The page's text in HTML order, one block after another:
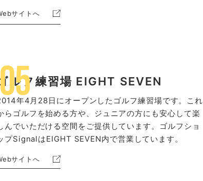
サイトへ
ルフ練習場 EIGHT SEVEN
年4月28日にオープンしたゴルフ練習場です。これ
らゴルフを始める方や、ジュニアの方にも安心して楽
んでいただける空間をご提供しています。ゴルフショ
プSignalはEIGHT SEVEN内で営業しています。
サイトへ